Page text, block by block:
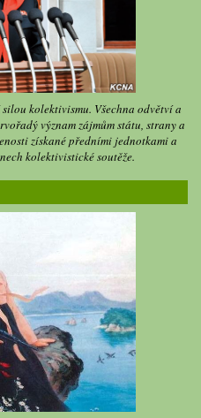
kolektivismu. Všechna odvětví a
význam zájmům státu, strany a
získané předními jednotkami a
kolektivistické soutěže.